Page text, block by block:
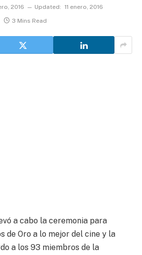
2016 Updated: 11 enero, 2016
3 Mins Read
a cabo la ceremonia para
de Oro a lo mejor del cine y la
a los 93 miembros de la